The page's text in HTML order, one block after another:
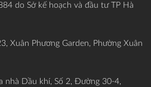
do Sở kế hoạch và đầu tư TP Hà
Xuân Phương Garden, Phường Xuân
nhà Dầu khí, Số 2, Đường 30-4,